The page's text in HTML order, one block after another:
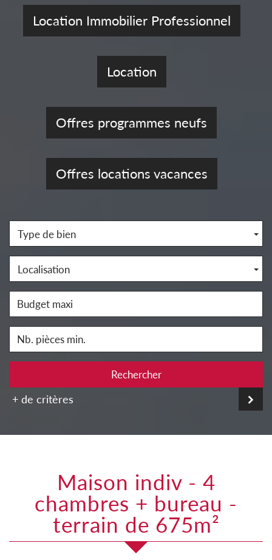
Location Immobilier Professionnel
Location
Offres programmes neufs
Offres locations vacances
Type de bien
Localisation
Rechercher
+ de critères
maison indiv - 4
chambres + bureau -
terrain de 675m²